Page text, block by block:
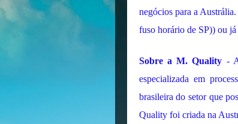
negócios para a
fuso horário de SP)) ou
Sobre a M. Quality -
especializada em
brasileira do setor que
Quality foi criada na